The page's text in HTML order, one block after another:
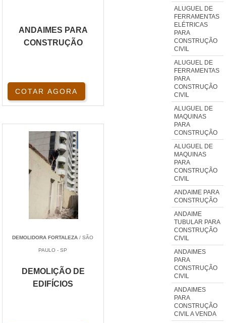
ANDAIMES PARA
CONSTRUÇÃO
COTAR AGORA
DEMOLIDORA FORTALEZA / SÃO
PAULO - SP
DEMOLIÇÃO DE
EDIFÍCIOS
ALUGUEL DE
FERRAMENTAS
ELÉTRICAS
PARA
CONSTRUÇÃO
CIVIL
ALUGUEL DE
FERRAMENTAS
PARA
CONSTRUÇÃO
CIVIL
ALUGUEL DE
MAQUINAS
PARA
CONSTRUÇÃO
ALUGUEL DE
MAQUINAS
PARA
CONSTRUÇÃO
CIVIL
ANDAIME PARA
CONSTRUÇÃO
ANDAIME
TUBULAR PARA
CONSTRUÇÃO
CIVIL
ANDAIMES
PARA
CONSTRUÇÃO
CIVIL
ANDAIMES
PARA
CONSTRUÇÃO
CIVIL A VENDA